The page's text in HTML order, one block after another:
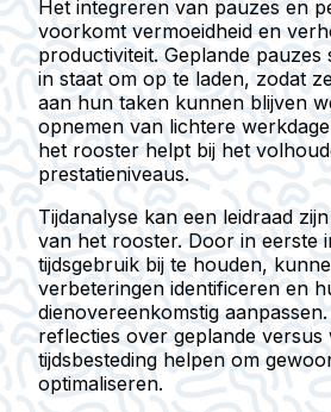
Het integreren van pauzes en
voorkomt vermoeidheid en
productiviteit. Geplande pauzes
in staat om op te laden, zodat
aan hun taken kunnen blijven
opnemen van lichtere
het rooster helpt bij het
prestatieniveaus.
Tijdanalyse kan een leidraad
van het rooster. Door in eerste
tijdsgebruik bij te houden,
verbeteringen identificeren en
dienovereenkomstig
reflecties over geplande versus
tijdsbesteding helpen om
optimaliseren.